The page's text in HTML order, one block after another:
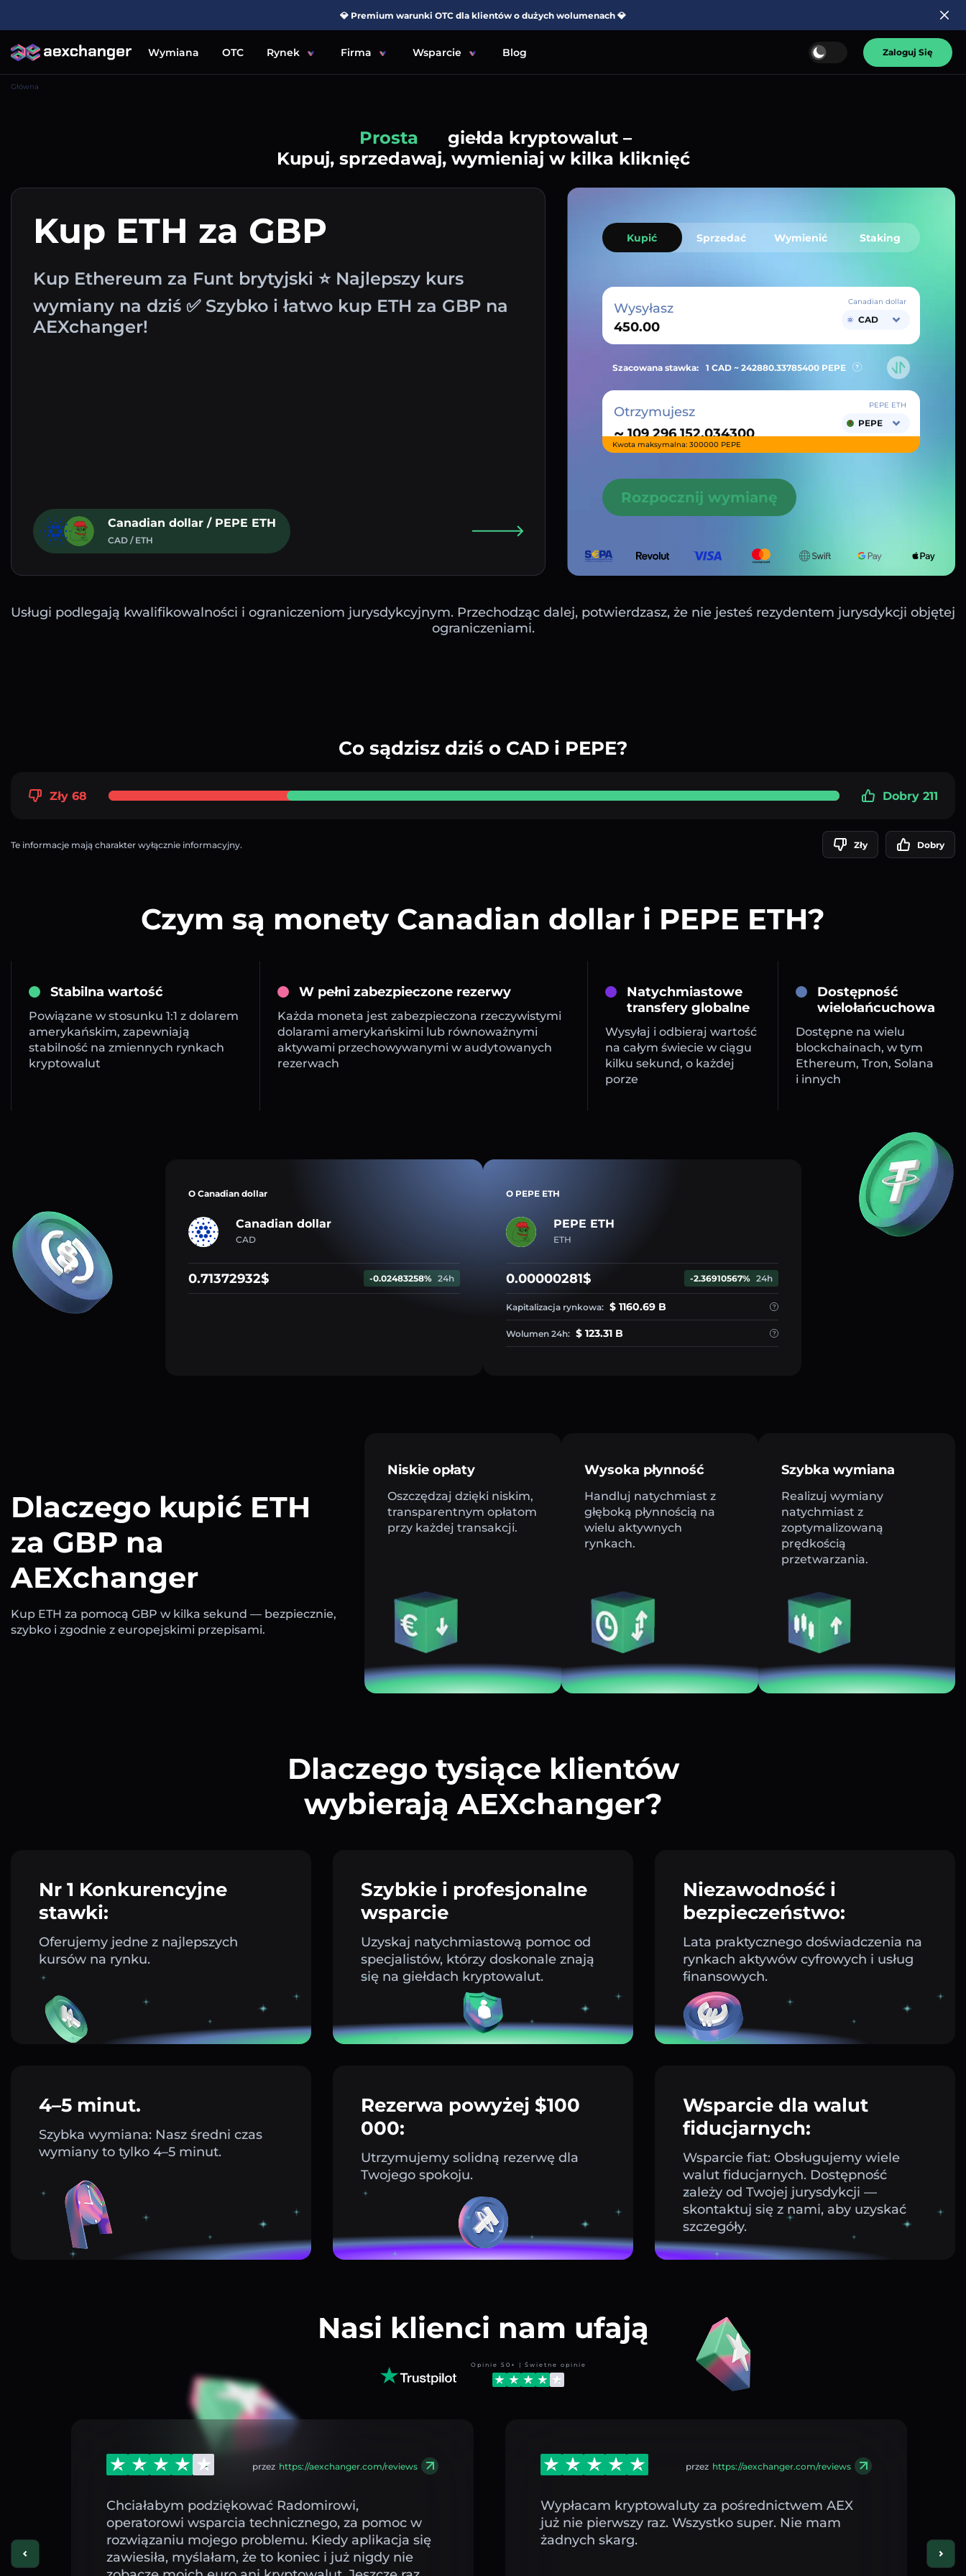
💎 Premium warunki OTC dla klientów o dużych wolumenach 💎
Wymiana OTC Rynek Firma Wsparcie Blog Zaloguj Się
Główna
Prosta
giełda kryptowalut –
Kupuj, sprzedawaj, wymieniaj w kilka kliknięć
Kup ETH za GBP
Kup Ethereum za Funt brytyjski ⭐ Najlepszy kurs
wymiany na dziś ✅ Szybko i łatwo kup ETH za GBP na
AEXchanger!
Canadian dollar / PEPE ETH
CAD / ETH
Kupić Sprzedać Wymienić Staking
Wysyłasz Canadian dollar
CAD
Szacowana stawka: 1 CAD ~ 242880.33785400 PEPE
Otrzymujesz
~
PEPE ETH
PEPE
Kwota maksymalna: 300000 PEPE
Rozpocznij wymianę
Usługi podlegają kwalifikowalności i ograniczeniom jurysdykcyjnym. Przechodząc dalej, potwierdzasz, że nie jesteś rezydentem jurysdykcji objętej
ograniczeniami.
Co sądzisz dziś o CAD i PEPE?
Zły 68 Dobry 211
Te informacje mają charakter wyłącznie informacyjny. Zły Dobry
Czym są monety Canadian dollar i PEPE ETH?
Stabilna wartość
Powiązane w stosunku 1:1 z dolarem
amerykańskim, zapewniają
stabilność na zmiennych rynkach
kryptowalut
W pełni zabezpieczone rezerwy
Każda moneta jest zabezpieczona rzeczywistymi
dolarami amerykańskimi lub równoważnymi
aktywami przechowywanymi w audytowanych
rezerwach
Natychmiastowe
transfery globalne
Wysyłaj i odbieraj wartość
na całym świecie w ciągu
kilku sekund, o każdej
porze
Dostępność
wielołańcuchowa
Dostępne na wielu
blockchainach, w tym
Ethereum, Tron, Solana
i innych
O Canadian dollar
Canadian dollar
CAD
0.71372932$ -0.02483258% 24h
O PEPE ETH
PEPE ETH
ETH
0.00000281$ -2.36910567% 24h
Kapitalizacja rynkowa: $ 1160.69 B
Wolumen 24h: $ 123.31 B
Dlaczego kupić ETH
za GBP na
AEXchanger
Kup ETH za pomocą GBP w kilka sekund — bezpiecznie,
szybko i zgodnie z europejskimi przepisami.
Niskie opłaty
Oszczędzaj dzięki niskim,
transparentnym opłatom
przy każdej transakcji.
Wysoka płynność
Handluj natychmiast z
głęboką płynnością na
wielu aktywnych
rynkach.
Szybka wymiana
Realizuj wymiany
natychmiast z
zoptymalizowaną
prędkością
przetwarzania.
Dlaczego tysiące klientów
wybierają AEXchanger?
Nr 1 Konkurencyjne
stawki:
Oferujemy jedne z najlepszych
kursów na rynku.
Szybkie i profesjonalne
wsparcie
Uzyskaj natychmiastową pomoc od
specjalistów, którzy doskonale znają
się na giełdach kryptowalut.
Niezawodność i
bezpieczeństwo:
Lata praktycznego doświadczenia na
rynkach aktywów cyfrowych i usług
finansowych.
4–5 minut.
Szybka wymiana: Nasz średni czas
wymiany to tylko 4–5 minut.
Rezerwa powyżej $100
000:
Utrzymujemy solidną rezerwę dla
Twojego spokoju.
Wsparcie dla walut
fiducjarnych:
Wsparcie fiat: Obsługujemy wiele
walut fiducjarnych. Dostępność
zależy od Twojej jurysdykcji —
skontaktuj się z nami, aby uzyskać
szczegóły.
Nasi klienci nam ufają
Opinie 50+ | Świetne opinie
przez https://aexchanger.com/reviews
Chciałabym podziękować Radomirowi,
operatorowi wsparcia technicznego, za pomoc w
rozwiązaniu mojego problemu. Kiedy aplikacja się
zawiesiła, myślałam, że to koniec i już nigdy nie
przez https://aexchanger.com/reviews
Wypłacam kryptowaluty za pośrednictwem AEX
już nie pierwszy raz. Wszystko super. Nie mam
żadnych skarg.